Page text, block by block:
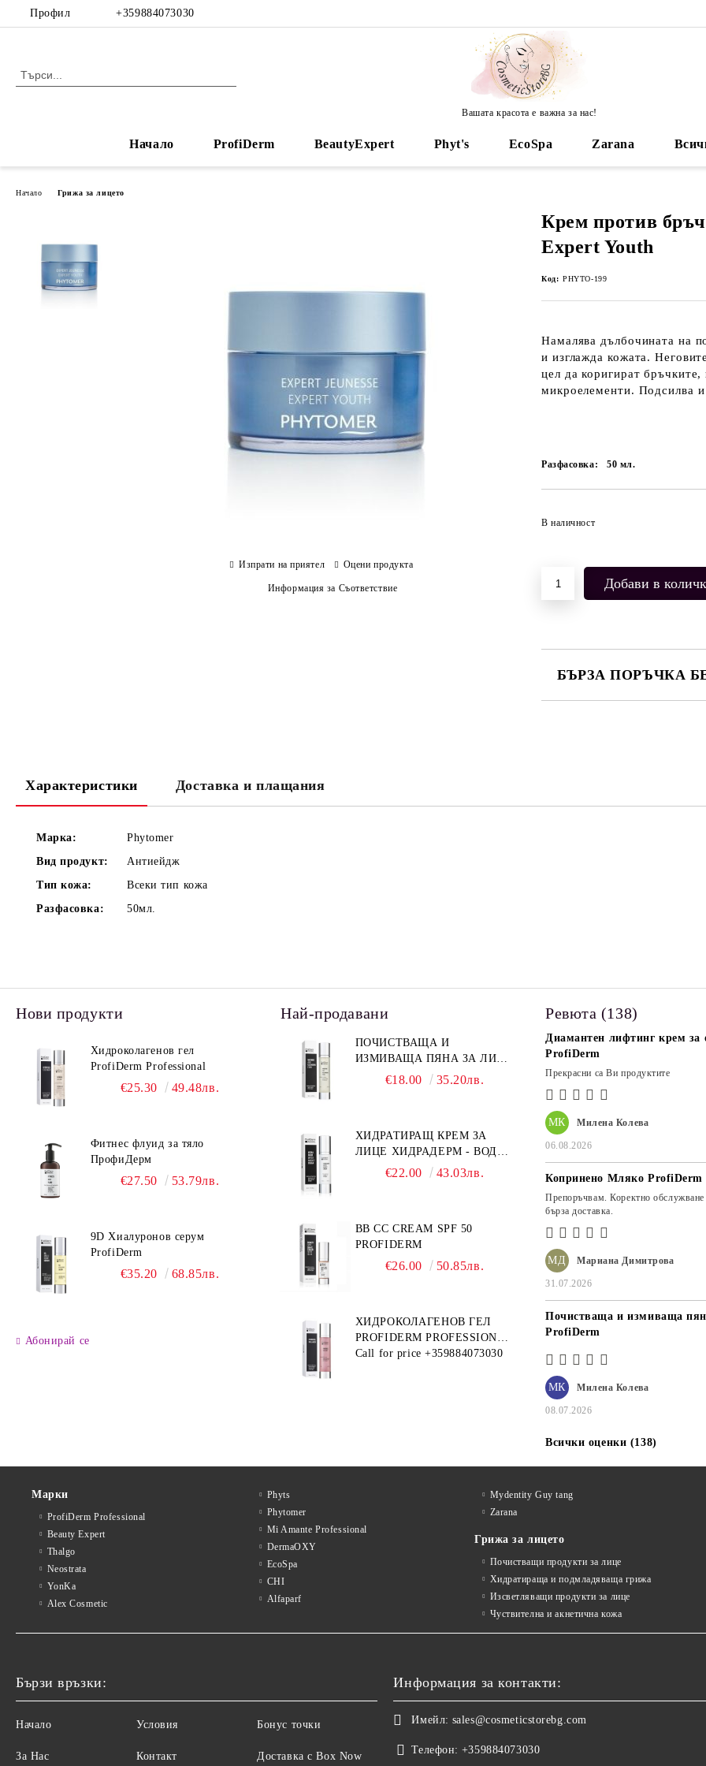
Профил +359884073030
Вашата красота е важна за нас!
Начало ProfiDerm BeautyExpert Phyt's EcoSpa Zarana
Начало Грижа за лицето
Крем против
Expert Youth
Код: PHYTO-199
Намалява дълбочината на
и изглажда кожата.
цел да коригират
микроелементи. Подсилва
Разфасовка: 50 мл.
В наличност
БЪРЗА ПОРЪЧКА
Изпрати на приятел Оцени продукта
Информация за Съответствие
Характеристики Доставка и плащания
Марка:
Phytomer
Вид продукт:
Антиейдж
Тип кожа:
Всеки тип кожа
Разфасовка:
50мл.
Нови продукти
Хидроколагенов гел
ProfiDerm Professional
€25.30 49.48лв.
Фитнес флуид за тяло
ПрофиДерм
€27.50 53.79лв.
9D Хиалуронов серум
ProfiDerm
€35.20 68.85лв.
Абонирай се
Най-продавани
ПОЧИСТВАЩА И
ИЗМИВАЩА ПЯНА ЗА ЛИЦЕ
PROFIDERM
€18.00 35.20лв.
ХИДРАТИРАЩ КРЕМ ЗА
ЛИЦЕ ХИДРАДЕРМ - ВОДЕН
МАГНИТ PROFIDERM
€22.00 43.03лв.
BB CC CREAM SPF 50
PROFIDERM
€26.00 50.85лв.
ХИДРОКОЛАГЕНОВ ГЕЛ
PROFIDERM PROFESSIONAL
– ПРОДУКТ ЗА ДЪЛБОКА
Call for price +359884073030
Ревюта (138)
МК Милена Колева
06.08.2026
Диамантен лифтинг крем за
ProfiDerm
Прекрасни са Ви продуктите
МД Мариана Димитрова
31.07.2026
Копринено Мляко ProfiDerm
Препоръчвам. Коректно
бърза доставка.
МК Милена Колева
08.07.2026
Почистваща и измиваща
ProfiDerm
Всички оценки (138)
Марки
ProfiDerm Professional
Beauty Expert
Thalgo
Neostrata
YonKa
Alex Cosmetic
Phyts
Phytomer
Mi Amante Professional
DermaOXY
EcoSpa
CHI
Alfaparf
Mydentity Guy tang
Zarana
Грижа за лицето
Почистващи продукти за лице
Хидратираща и подмладяваща грижа
Изсветляващи продукти за лице
Чуствителна и акнетична кожа
Бързи връзки:
Начало
За Нас
Условия
Контакт
Бонус точки
Доставка с Box Now
Информация за контакти:
Имейл: sales@cosmeticstorebg.com
Телефон: +359884073030